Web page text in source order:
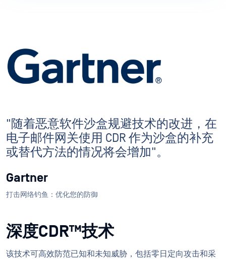
"随着恶意软件沙盒规避技术的改进，在
电子邮件网关使用 CDR 作为沙盒的补充
或替代方法的情况将会增加"。
Gartner
打击网络钓鱼：优化您的防御
深度CDR™技术
该技术可高效防范已知和未知威胁，包括零日定向攻击和采